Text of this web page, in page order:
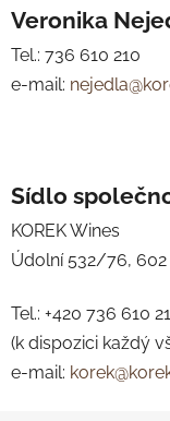
Veronika
Tel.: 736 610 210
e-mail:
Sídlo
KOREK Wines
Údolní 532/76,
Tel.: +420 736 610
(k dispozici každý
e-mail: